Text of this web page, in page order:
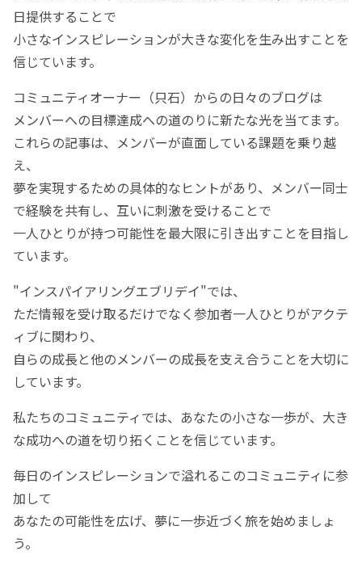
日提供することで
小さなインスピレーションが大きな変化を生み出すことを
信じています。
コミュニティオーナー（只石）からの日々のブログは
メンバーへの目標達成への道のりに新たな光を当てます。
これらの記事は、メンバーが直面している課題を乗り越
え、
夢を実現するための具体的なヒントがあり、メンバー同士
で経験を共有し、互いに刺激を受けることで
一人ひとりが持つ可能性を最大限に引き出すことを目指し
ています。
"インスパイアリングエブリデイ"では、
ただ情報を受け取るだけでなく参加者一人ひとりがアクテ
ィブに関わり、
自らの成長と他のメンバーの成長を支え合うことを大切に
しています。
私たちのコミュニティでは、あなたの小さな一歩が、大き
な成功への道を切り拓くことを信じています。
毎日のインスピレーションで溢れるこのコミュニティに参
加して
あなたの可能性を広げ、夢に一歩近づく旅を始めましょ
う。